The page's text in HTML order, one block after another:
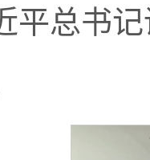
平总书